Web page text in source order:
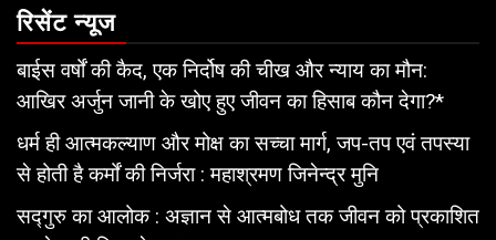
रिसेंट न्यूज
बाईस वर्षों की कैद, एक निर्दोष की चीख और न्याय का मौन:
आखिर अर्जुन जानी के खोए हुए जीवन का हिसाब कौन देगा?*
धर्म ही आत्मकल्याण और मोक्ष का सच्चा मार्ग, जप-तप एवं तपस्या
से होती है कर्मों की निर्जरा : महाश्रमण जिनेन्द्र मुनि
सद्गुरु का आलोक : अज्ञान से आत्मबोध तक जीवन को प्रकाशित